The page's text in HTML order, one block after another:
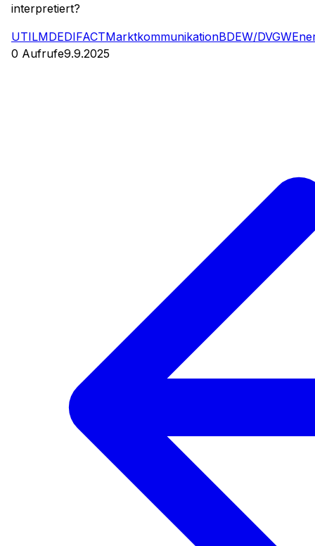
interpretiert?
UTILMDEDIFACTMarktkommunikationBDEW/DVGW
0 Aufrufe9.9.2025